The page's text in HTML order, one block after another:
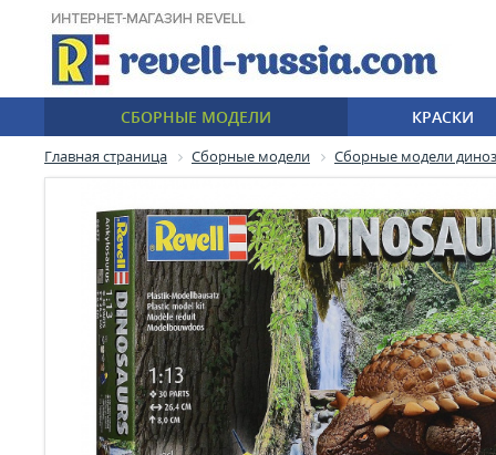
СБОРНЫЕ МОДЕЛИ КРАСКИ
Главная страница Сборные модели Сборные модели